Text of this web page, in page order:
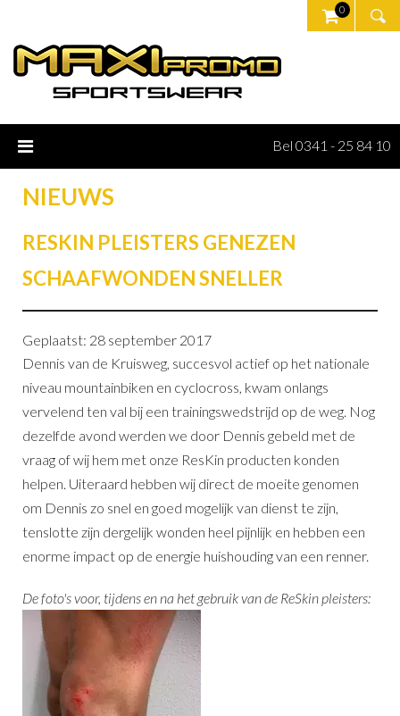
0
Bel 0341 - 25 84 10
NIEUWS
RESKIN PLEISTERS GENEZEN
SCHAAFWONDEN SNELLER
Geplaatst: 28 september 2017
Dennis van de Kruisweg, succesvol actief op het nationale
niveau mountainbiken en cyclocross, kwam onlangs
vervelend ten val bij een trainingswedstrijd op de weg. Nog
dezelfde avond werden we door Dennis gebeld met de
vraag of wij hem met onze ResKin producten konden
helpen. Uiteraard hebben wij direct de moeite genomen
om Dennis zo snel en goed mogelijk van dienst te zijn,
tenslotte zijn dergelijk wonden heel pijnlijk en hebben een
enorme impact op de energie huishouding van een renner.
De foto's voor, tijdens en na het gebruik van de ReSkin pleisters: